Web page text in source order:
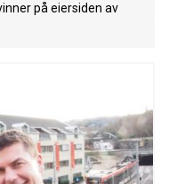
på eiersiden av